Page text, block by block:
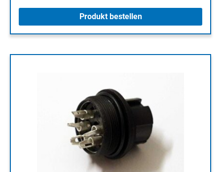
Produkt bestellen